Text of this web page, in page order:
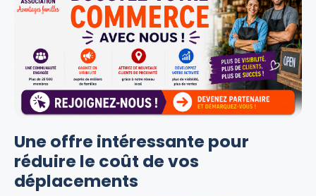
Une offre intéressante pour
réduire le coût de vos
déplacements